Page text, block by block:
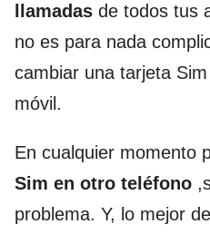
llamadas de todos tus
no es para nada
cambiar una tarjeta
móvil.
En cualquier momento
Sim en otro teléfono
problema. Y, lo mejor